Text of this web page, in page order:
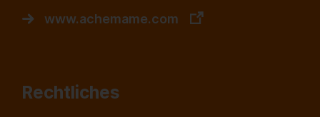
www.achemame.com
Rechtliches